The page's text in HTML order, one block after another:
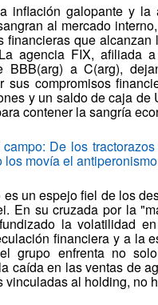
inflación galopante y la
al mercado
financieras que
agencia FIX, afiliada
BBB(arg) a C(arg),
sus compromisos
y un saldo de caja
contener la sangría
De los
movía el antiperonismo
un espejo fiel de los
En su cruzada por la
la volatilidad
financiera y a la
grupo enfrenta no
caída en las ventas de
vinculadas al holding, no